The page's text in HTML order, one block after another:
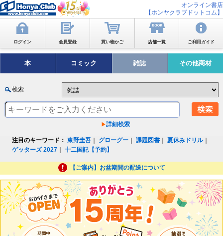
オンライン書店
【ホンヤクラブドットコム】
ログイン 会員登録 買い物かご 店舗一覧 ご利用ガイド
本 コミック 雑誌 その他商材
検索
詳細検索
注目のキーワード： 東野圭吾 グローグー ｜課題図書 ｜夏休みドリル｜
ゲッターズ 2027 ｜十二国記【予約】
【ご案内】お盆期間の配送について